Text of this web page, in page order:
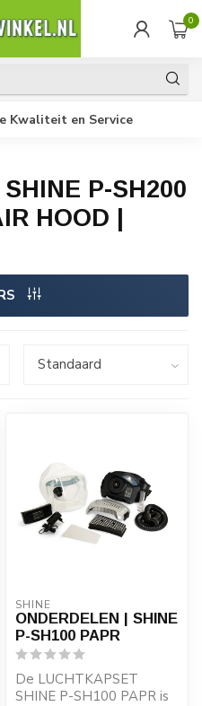
0
Kwaliteit en Service
P-SH200
HOOD |
SHINE
ONDERDELEN | SHINE
P-SH100 PAPR
De LUCHTKAPSET
SHINE P-SH100 PAPR is